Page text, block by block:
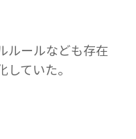
ルールなども存在
ていた。